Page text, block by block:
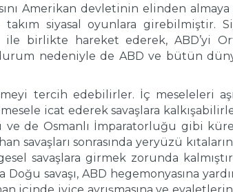
Amerikan devletinin elinden almaya
siyasal oyunlara girebilmiştir.
birlikte hareket ederek, ABD’yi
nedeniyle de ABD ve bütün
tercih edebilirler. İç meseleleri
icat ederek savaşlara
de Osmanlı İmparatorluğu gibi
sonrasında yeryüzü
savaşlara girmek zorunda
savaşı, ABD hegemonyasına